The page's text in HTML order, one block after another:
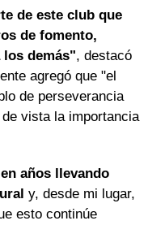
de este club que
de fomento,
demás", destacó
agregó que "el
de perseverancia
vista la importancia
años llevando
y, desde mi lugar,
esto continúe